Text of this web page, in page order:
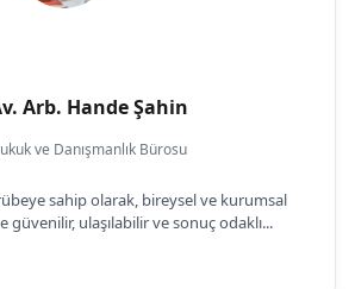
Arb. Hande Şahin
ve Danışmanlık Bürosu
sahip olarak, bireysel ve kurumsal
güvenilir, ulaşılabilir ve sonuç odaklı...